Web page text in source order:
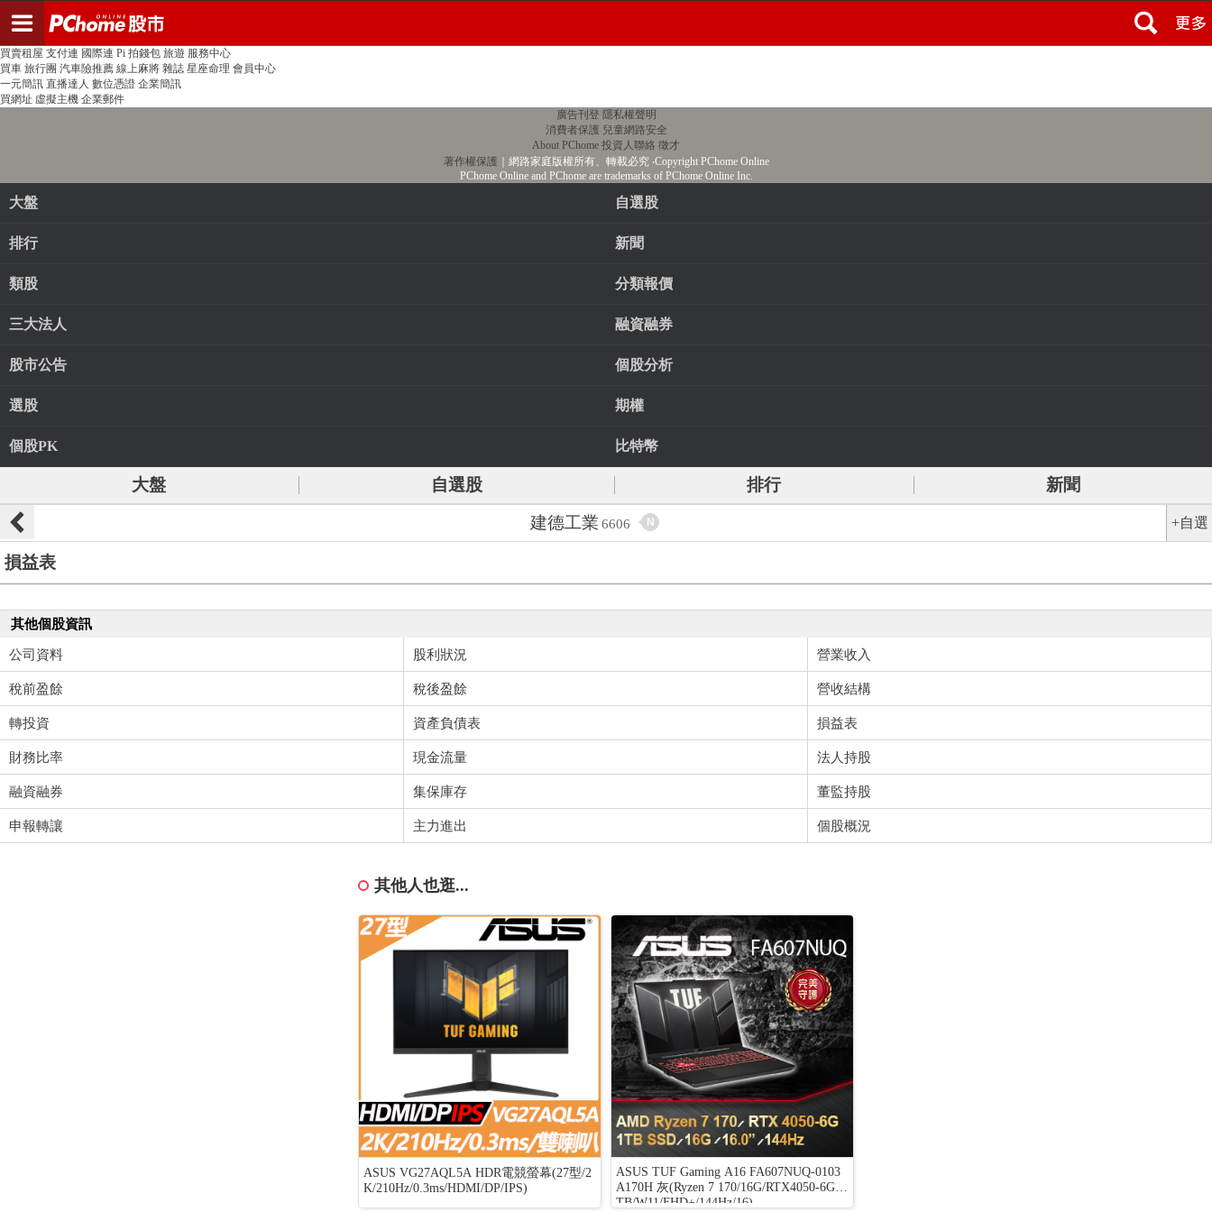
PChome首頁 線上購物 24h購物 書店
買賣租屋 支付連 國際連 Pi 拍錢包 旅遊 服務中心
買車 旅行團 汽車險推薦 線上麻將 雜誌 星座命理 會員中心
一元簡訊 直播達人 數位憑證 企業簡訊
買網址 虛擬主機 企業郵件
廣告刊登 隱私權聲明
消費者保護 兒童網路安全
About PChome 投資人聯絡 徵才
著作權保護 ｜網路家庭版權所有、轉載必究‧Copyright PChome Online
PChome Online and PChome are trademarks of PChome Online Inc.
大盤 自選股
排行 新聞
類股 分類報價
三大法人 融資融券
股市公告 個股分析
選股 期權
個股PK 比特幣
大盤 自選股 排行
新聞
建德工業 6606 N +自選
損益表
其他個股資訊
公司資料 股利狀況 營業收入
稅前盈餘 稅後盈餘 營收結構
轉投資 資產負債表 損益表
財務比率 現金流量 法人持股
融資融券 集保庫存 董監持股
申報轉讓 主力進出 個股概況
其他人也逛...
ASUS VG27AQL5A HDR電競螢幕(27型/2
K/210Hz/0.3ms/HDMI/DP/IPS)
ASUS TUF Gaming A16 FA607NUQ-0103
A170H 灰(Ryzen 7 170/16G/RTX4050-6G/1
TB/W11/FHD+/144Hz/16)